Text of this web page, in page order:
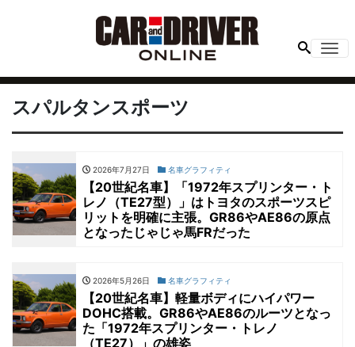
スパルタンスポーツ
2026年7月27日 名車グラフィティ
【20世紀名車】「1972年スプリンター・ト
レノ（TE27型）」はトヨタのスポーツスピ
リットを明確に主張。GR86やAE86の原点
となったじゃじゃ馬FRだった
2026年5月26日 名車グラフィティ
【20世紀名車】軽量ボディにハイパワー
DOHC搭載。GR86やAE86のルーツとなっ
た「1972年スプリンター・トレノ
（TE27）」の雄姿